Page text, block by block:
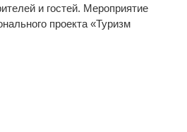
и гостей. Мероприятие
проекта «Туризм